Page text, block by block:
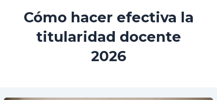
Cómo hacer efectiva la
titularidad docente
2026